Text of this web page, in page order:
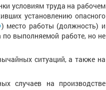
условиям труда на рабочем
установлению опасного
) место работы (должность) и
по выполняемой работе, но не
ситуаций, а также на
случаев на производстве